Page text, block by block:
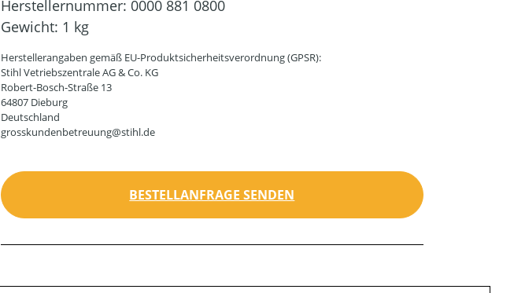
Herstellernummer: 0000 881 0800
Gewicht: 1 kg
Herstellerangaben gemäß EU-Produktsicherheitsverordnung (GPSR):
Stihl Vetriebszentrale AG & Co. KG
Robert-Bosch-Straße 13
64807 Dieburg
Deutschland
grosskundenbetreuung@stihl.de
BESTELLANFRAGE SENDEN